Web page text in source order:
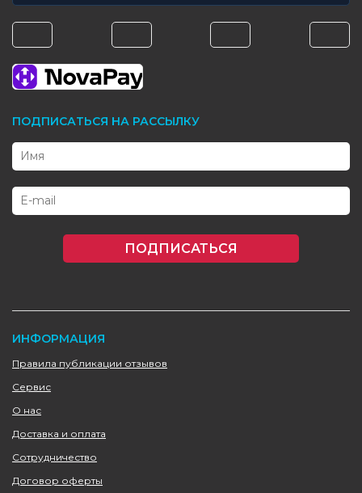
ПОДПИСАТЬСЯ НА РАССЫЛКУ
ПОДПИСАТЬСЯ
ИНФОРМАЦИЯ
Правила публикации отзывов
Сервис
О нас
Доставка и оплата
Сотрудничество
Договор оферты